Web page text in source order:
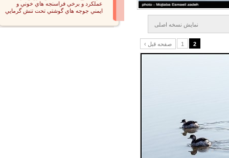
نمايش نسخه اصلی
‹ صفحه قبل
عملكرد و برخي فراسنجه هاي خوني و
ايمني جوجه هاي گوشتي تحت تنش گرمايي